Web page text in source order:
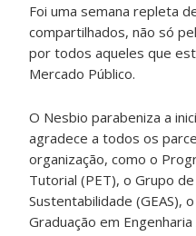
Foi uma semana repleta
compartilhados, não só
por todos aqueles que
Mercado Público.
O Nesbio parabeniza a
agradece a todos os
organização, como o
Tutorial (PET), o Grupo
Sustentabilidade (GEAS),
Graduação em